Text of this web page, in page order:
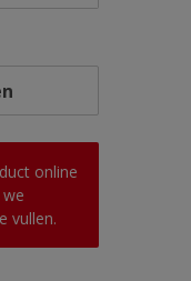
online
vullen.